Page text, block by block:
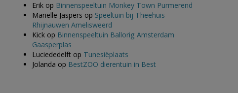
Erik op Binnenspeeltuin Monkey Town Purmerend
Marielle Jaspers op Speeltuin bij Theehuis
Rhijnauwen Amelisweerd
Kick op Binnenspeeltuin Ballorig Amsterdam
Gaasperplas
Luciededelft op Tunesiëplaats
Jolanda op BestZOO dierentuin in Best